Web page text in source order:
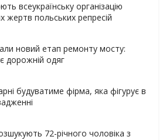
всеукраїнську організацію
жертв польських репресій
новий етап ремонту мосту:
дорожній одяг
будуватиме фірма, яка фігурує в
72-річного чоловіка з